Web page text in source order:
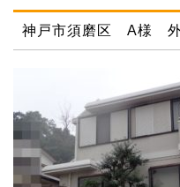
神戸市須磨区 A様 外